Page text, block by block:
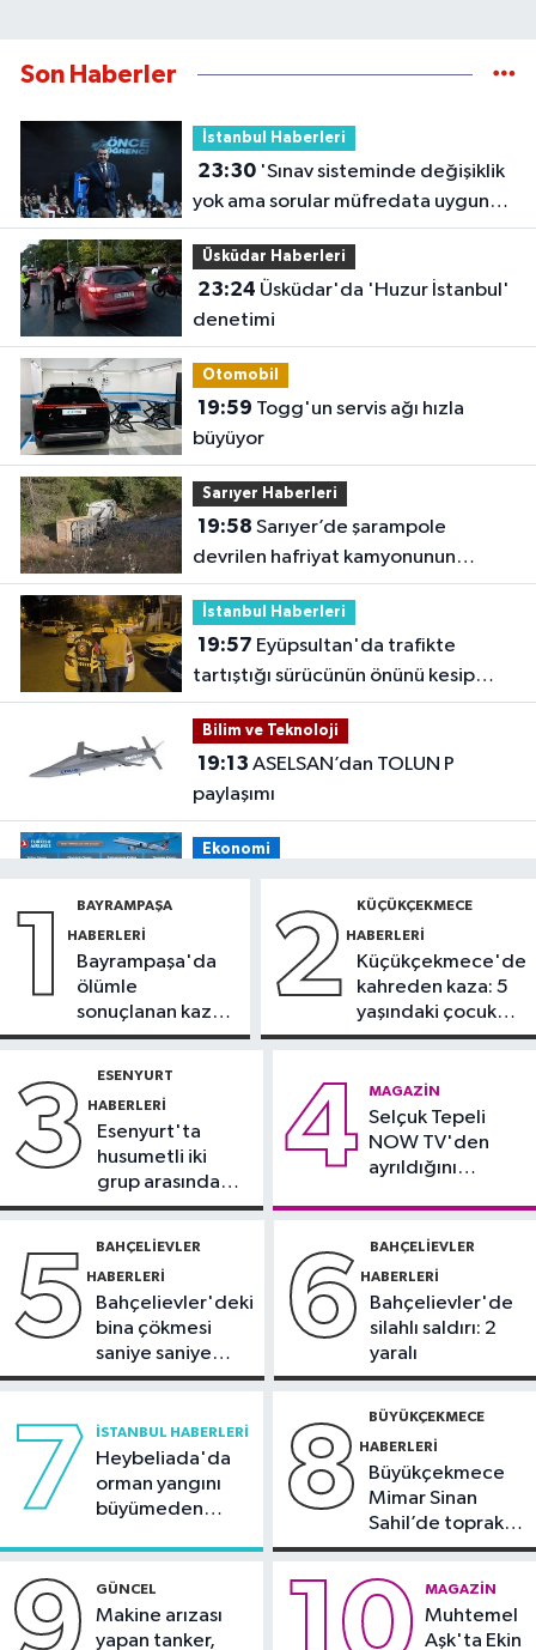
Son Haberler
İstanbul Haberleri
23:30'Sınav sisteminde değişiklik
yok ama sorular müfredata uygun
hale gelecek'
Üsküdar Haberleri
23:24
denetimi
Otomobil
19:59
büyüyor
Sarıyer Haberleri
19:58
devrilen hafriyat kamyonunun
şoförü yaralandı
İstanbul Haberleri
19:57
tartıştığı sürücünün önünü kesip
tehdit eden saldırgana 180 bin lira
ceza
Bilim ve Teknoloji
19:13
paylaşımı
Ekonomi
milyon yolcu taşıdı
Bilim ve Teknoloji
yeni nesil uydulara taşınıyor
taşınacak
komisyonda
1 BAYRAMPAŞA
HABERLERI
Bayrampaşa'da
ölümle
sonuçlanan kaza:
Sürücü
2 KÜÇÜKÇEKMECE
HABERLERI
Küçükçekmece'de
kahreden kaza: 5
yaşındaki çocuk
yoğun bakımda
3 ESENYURT
HABERLERI
Esenyurt'ta
husumetli iki
grup arasında
silahlı kavga
4 MAGAZIN
Selçuk Tepeli
NOW TV'den
ayrıldığını
5 BAHÇELIEVLER
HABERLERI
Bahçelievler'deki
bina çökmesi
saniye saniye
görüntülendi
6 BAHÇELIEVLER
HABERLERI
Bahçelievler'de
silahlı saldırı: 2
yaralı
7 İSTANBUL HABERLERI
Heybeliada'da
orman yangını
büyümeden
8 BÜYÜKÇEKMECE
HABERLERI
Büyükçekmece
Mimar Sinan
Sahil’de toprak
kayması
GÜNCEL
Makine arızası
yapan tanker,
MAGAZIN
Muhtemel
Aşk'ta Ekin